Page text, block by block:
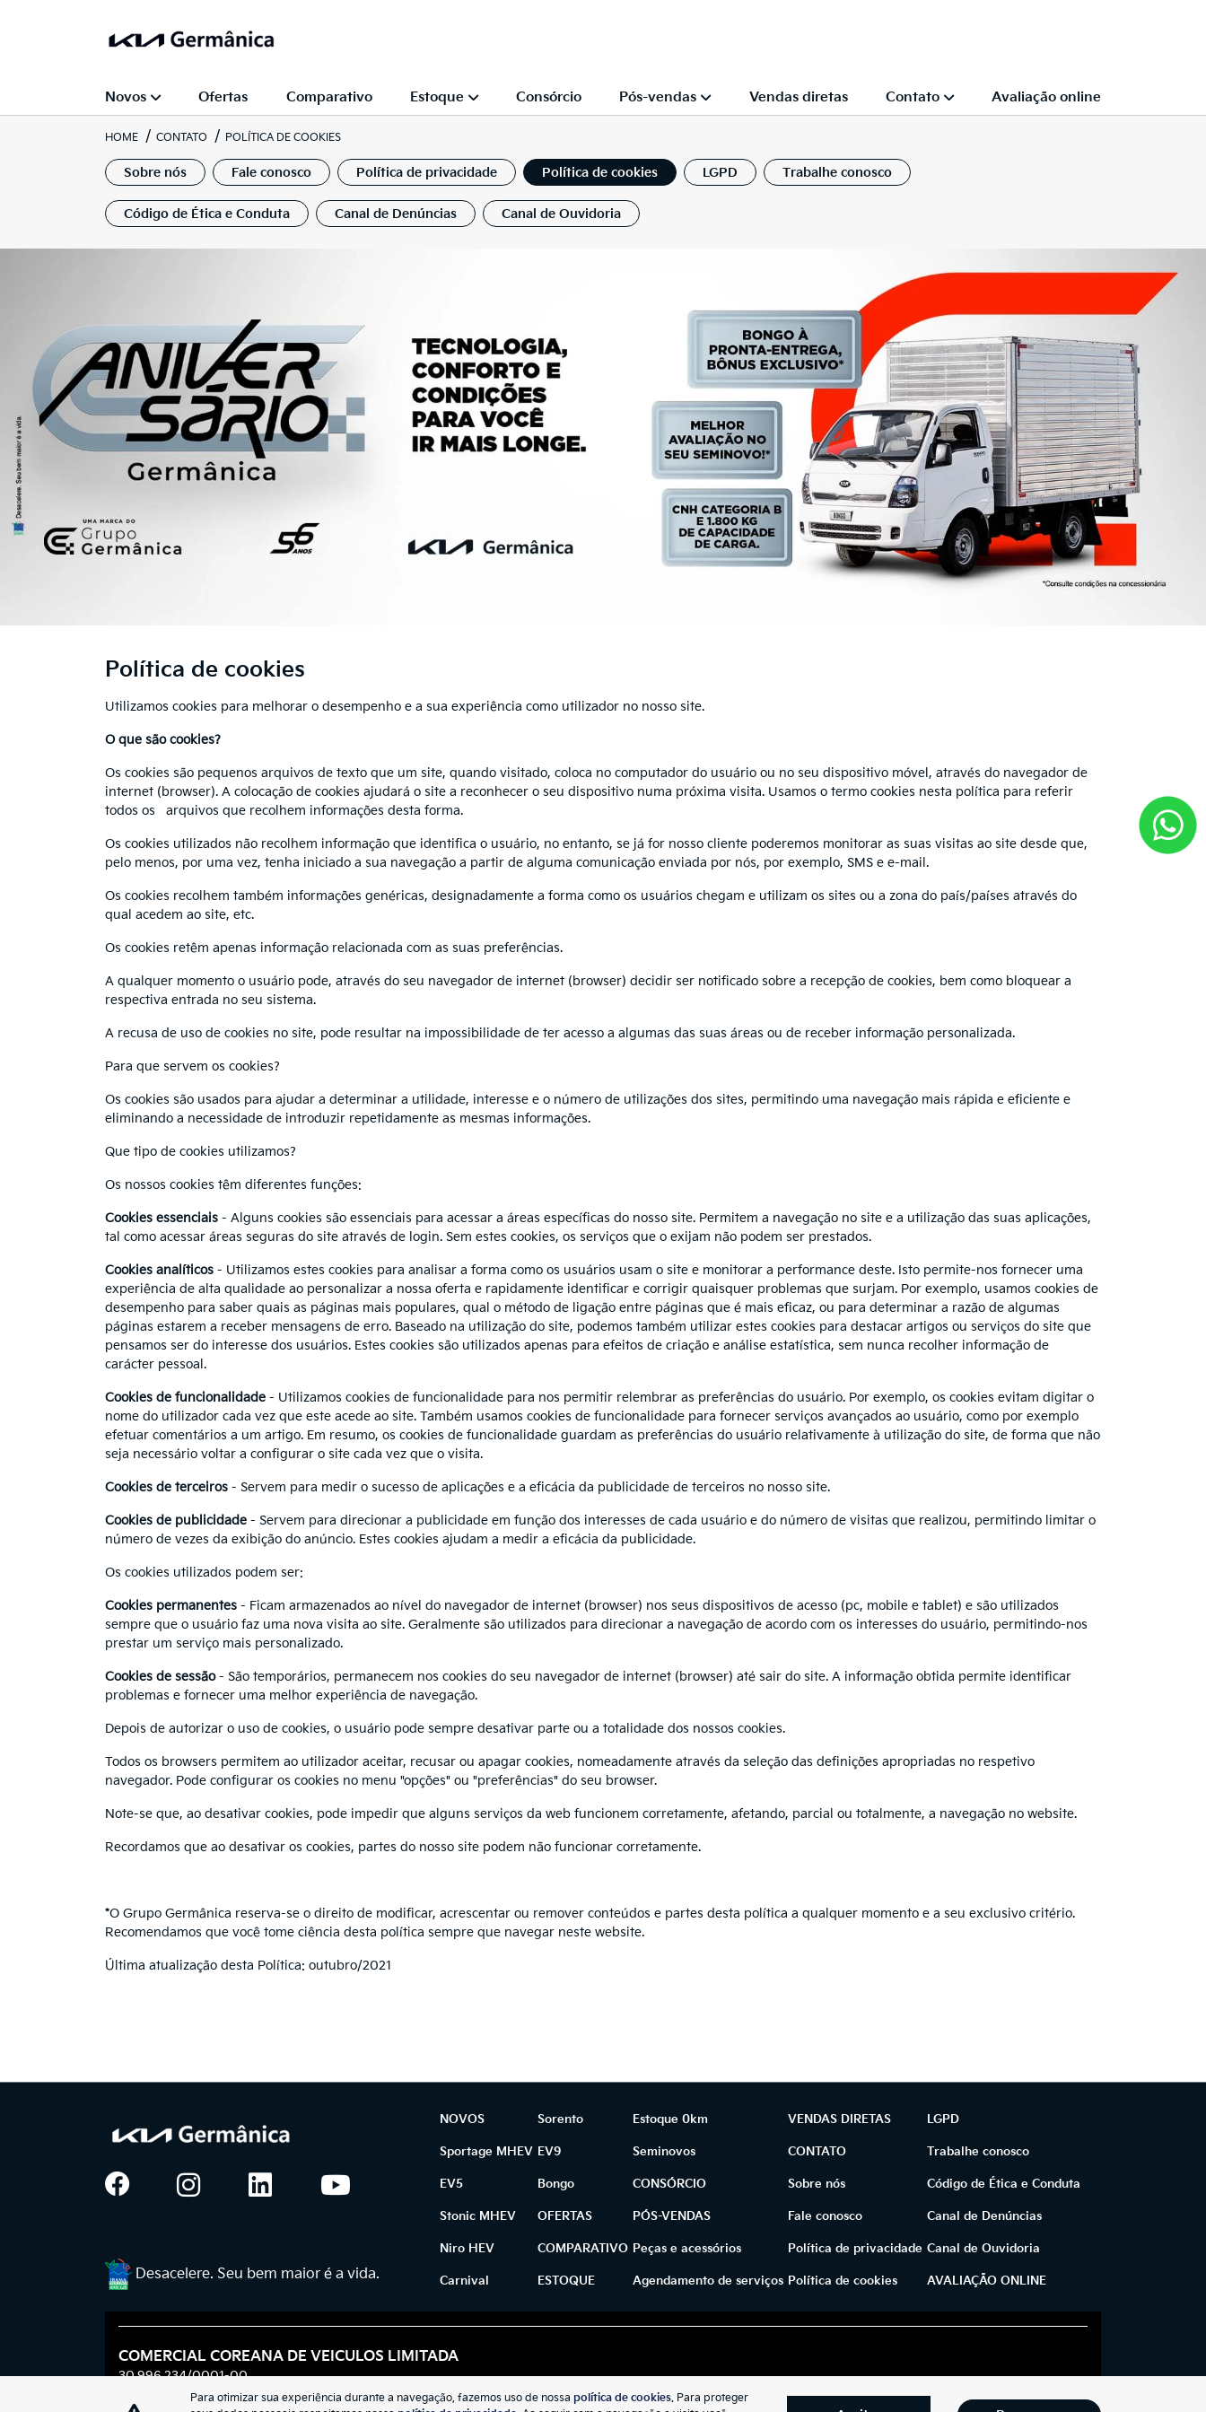
Novos Ofertas Comparativo Estoque Consórcio Pós-vendas Vendas diretas Contato Avaliação online
HOME CONTATO POLÍTICA DE COOKIES
Sobre nós Fale conosco Política de privacidade Política de cookies LGPD Trabalhe conosco
Código de Ética e Conduta Canal de Denúncias Canal de Ouvidoria
Política de cookies
Utilizamos cookies para melhorar o desempenho e a sua experiência como utilizador no nosso site.
O que são cookies?
Os cookies são pequenos arquivos de texto que um site, quando visitado, coloca no computador do usuário ou no seu dispositivo móvel, através do navegador de
internet (browser). A colocação de cookies ajudará o site a reconhecer o seu dispositivo numa próxima visita. Usamos o termo cookies nesta política para referir
todos os arquivos que recolhem informações desta forma.
Os cookies utilizados não recolhem informação que identifica o usuário, no entanto, se já for nosso cliente poderemos monitorar as suas visitas ao site desde que,
pelo menos, por uma vez, tenha iniciado a sua navegação a partir de alguma comunicação enviada por nós, por exemplo, SMS e e-mail.
Os cookies recolhem também informações genéricas, designadamente a forma como os usuários chegam e utilizam os sites ou a zona do país/países através do
qual acedem ao site, etc.
Os cookies retêm apenas informação relacionada com as suas preferências.
A qualquer momento o usuário pode, através do seu navegador de internet (browser) decidir ser notificado sobre a recepção de cookies, bem como bloquear a
respectiva entrada no seu sistema.
A recusa de uso de cookies no site, pode resultar na impossibilidade de ter acesso a algumas das suas áreas ou de receber informação personalizada.
Para que servem os cookies?
Os cookies são usados para ajudar a determinar a utilidade, interesse e o número de utilizações dos sites, permitindo uma navegação mais rápida e eficiente e
eliminando a necessidade de introduzir repetidamente as mesmas informações.
Que tipo de cookies utilizamos?
Os nossos cookies têm diferentes funções:
Cookies essenciais - Alguns cookies são essenciais para acessar a áreas específicas do nosso site. Permitem a navegação no site e a utilização das suas aplicações,
tal como acessar áreas seguras do site através de login. Sem estes cookies, os serviços que o exijam não podem ser prestados.
Cookies analíticos - Utilizamos estes cookies para analisar a forma como os usuários usam o site e monitorar a performance deste. Isto permite-nos fornecer uma
experiência de alta qualidade ao personalizar a nossa oferta e rapidamente identificar e corrigir quaisquer problemas que surjam. Por exemplo, usamos cookies de
desempenho para saber quais as páginas mais populares, qual o método de ligação entre páginas que é mais eficaz, ou para determinar a razão de algumas
páginas estarem a receber mensagens de erro. Baseado na utilização do site, podemos também utilizar estes cookies para destacar artigos ou serviços do site que
pensamos ser do interesse dos usuários. Estes cookies são utilizados apenas para efeitos de criação e análise estatística, sem nunca recolher informação de
carácter pessoal.
Cookies de funcionalidade - Utilizamos cookies de funcionalidade para nos permitir relembrar as preferências do usuário. Por exemplo, os cookies evitam digitar o
nome do utilizador cada vez que este acede ao site. Também usamos cookies de funcionalidade para fornecer serviços avançados ao usuário, como por exemplo
efetuar comentários a um artigo. Em resumo, os cookies de funcionalidade guardam as preferências do usuário relativamente à utilização do site, de forma que não
seja necessário voltar a configurar o site cada vez que o visita.
Cookies de terceiros - Servem para medir o sucesso de aplicações e a eficácia da publicidade de terceiros no nosso site.
Cookies de publicidade - Servem para direcionar a publicidade em função dos interesses de cada usuário e do número de visitas que realizou, permitindo limitar o
número de vezes da exibição do anúncio. Estes cookies ajudam a medir a eficácia da publicidade.
Os cookies utilizados podem ser:
Cookies permanentes - Ficam armazenados ao nível do navegador de internet (browser) nos seus dispositivos de acesso (pc, mobile e tablet) e são utilizados
sempre que o usuário faz uma nova visita ao site. Geralmente são utilizados para direcionar a navegação de acordo com os interesses do usuário, permitindo-nos
prestar um serviço mais personalizado.
Cookies de sessão- São temporários, permanecem nos cookies do seu navegador de internet (browser) até sair do site. A informação obtida permite identificar
problemas e fornecer uma melhor experiência de navegação.
Depois de autorizar o uso de cookies, o usuário pode sempre desativar parte ou a totalidade dos nossos cookies.
Todos os browsers permitem ao utilizador aceitar, recusar ou apagar cookies, nomeadamente através da seleção das definições apropriadas no respetivo
navegador. Pode configurar os cookies no menu "opções" ou "preferências" do seu browser.
Note-se que, ao desativar cookies, pode impedir que alguns serviços da web funcionem corretamente, afetando, parcial ou totalmente, a navegação no website.
Recordamos que ao desativar os cookies, partes do nosso site podem não funcionar corretamente.
*O Grupo Germânica reserva-se o direito de modificar, acrescentar ou remover conteúdos e partes desta política a qualquer momento e a seu exclusivo critério.
Recomendamos que você tome ciência desta política sempre que navegar neste website.
Última atualização desta Política: outubro/2021
Desacelere. Seu bem maior é a vida.
NOVOS
Sportage MHEV
EV5
Stonic MHEV
Niro HEV
Carnival
Sorento
EV9
Bongo
OFERTAS
COMPARATIVO
ESTOQUE
Estoque 0km
Seminovos
CONSÓRCIO
PÓS-VENDAS
Peças e acessórios
Agendamento de serviços
VENDAS DIRETAS
CONTATO
Sobre nós
Fale conosco
Política de privacidade
Política de cookies
LGPD
Trabalhe conosco
Código de Ética e Conduta
Canal de Denúncias
Canal de Ouvidoria
AVALIAÇÃO ONLINE
COMERCIAL COREANA DE VEICULOS LIMITADA
30.996.234/0001-00
Para otimizar sua experiência durante a navegação, fazemos uso de nossa política de cookies. Para proteger